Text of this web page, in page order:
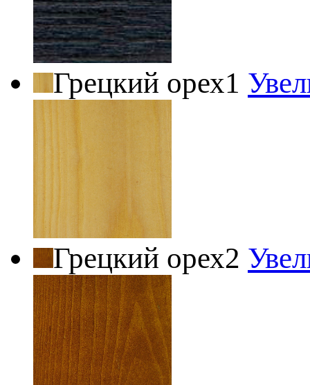
Грецкий орех1
Грецкий орех2